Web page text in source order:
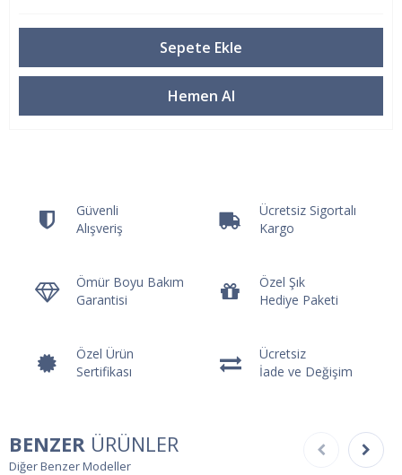
Güvenli
Alışveriş
Ücretsiz Sigortalı
Kargo
Ömür Boyu Bakım
Garantisi
Özel Şık
Hediye Paketi
Özel Ürün
Sertifikası
Ücretsiz
İade ve Değişim
BENZER ÜRÜNLER
Diğer Benzer Modeller